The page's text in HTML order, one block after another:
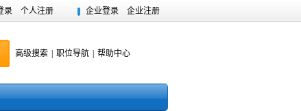
录 个人注册 企业登录 企业注册
高级搜索 职位导航 帮助中心